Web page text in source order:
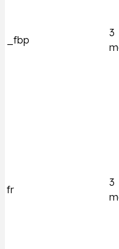
_fbp
3
fr
3